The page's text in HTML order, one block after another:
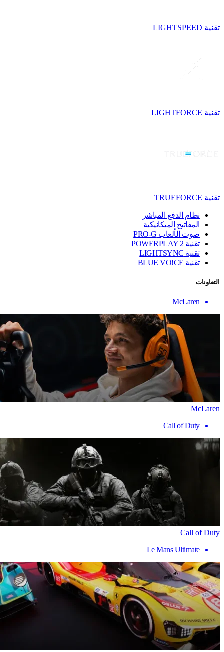
تقنية LIGHTSPEED
تقنية LIGHTFORCE
تقنية TRUEFORCE
نظام الدفع المباشر
المفاتيح الميكانيكية
صوت الألعاب PRO-G
تقنية ‏POWERPLAY 2
تقنية LIGHTSYNC
تقنية BLUE VO!CE
التعاونات
McLaren
McLaren
Call of Duty
Call of Duty
Le Mans Ultimate